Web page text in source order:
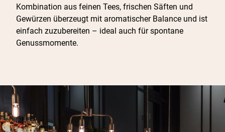
Kombination aus feinen Tees, frischen Säften und
Gewürzen überzeugt mit aromatischer Balance und ist
einfach zuzubereiten – ideal auch für spontane
Genussmomente.